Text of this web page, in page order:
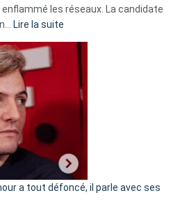
les réseaux. La candidate
Lire la suite
d’alliance
secrète
«
C’est
a tout défoncé, il parle avec ses